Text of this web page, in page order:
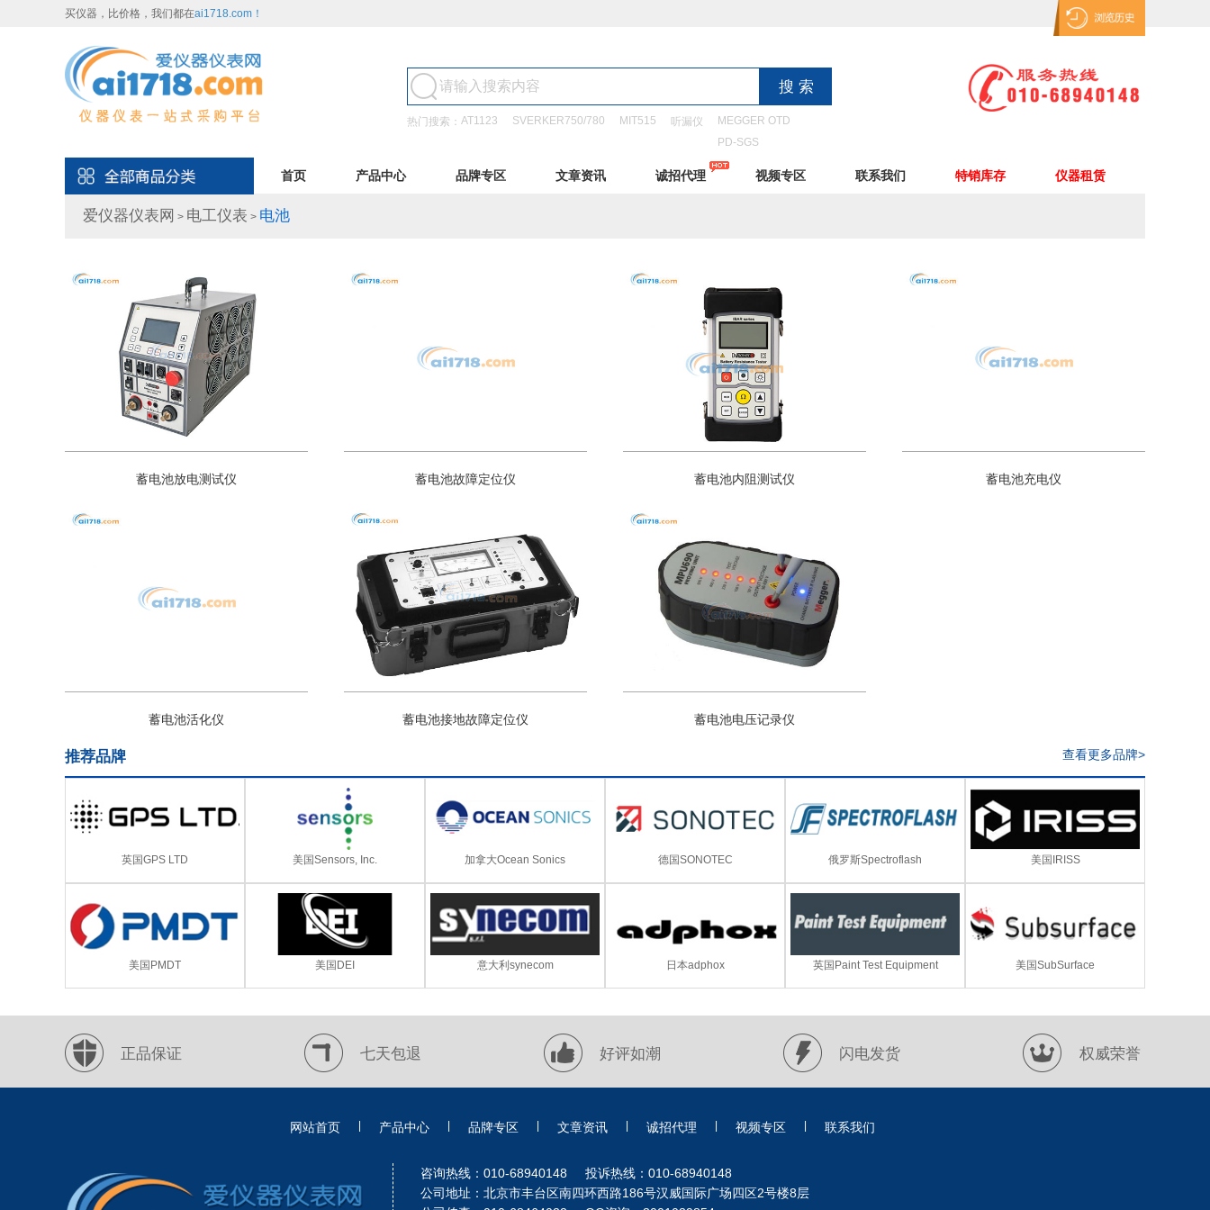
买仪器，比价格，我们都在ai1718.com！
热门搜索： AT1123 SVERKER750/780 MIT515 听漏仪
MEGGER OTD
PD-SGS
首页 产品中心 品牌专区 文章资讯 诚招代理 视频专区 联系我们 特销库存 仪器租赁
爱仪器仪表网 > 电工仪表 > 电池
蓄电池放电测试仪 蓄电池故障定位仪 蓄电池内阻测试仪 蓄电池充电仪
蓄电池活化仪 蓄电池接地故障定位仪 蓄电池电压记录仪
推荐品牌 查看更多品牌>
英国GPS LTD 美国Sensors, Inc. 加拿大Ocean Sonics 德国SONOTEC 俄罗斯Spectroflash 美国IRISS
美国PMDT 美国DEI 意大利synecom 日本adphox 英国Paint Test Equipment 美国SubSurface
正品保证 七天包退 好评如潮 闪电发货 权威荣誉
网站首页 产品中心 品牌专区 文章资讯 诚招代理 视频专区 联系我们
咨询热线：010-68940148 投诉热线：010-68940148
公司地址：北京市丰台区南四环西路186号汉威国际广场四区2号楼8层